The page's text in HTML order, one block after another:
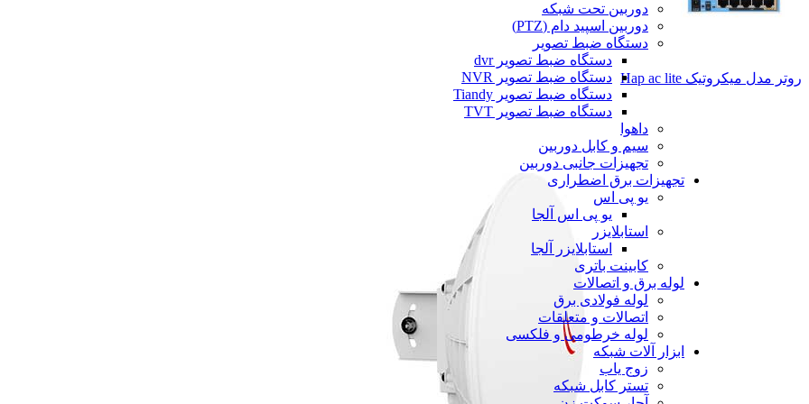
دوربین تحت شبکه
دوربین اسپید دام (PTZ)
دستگاه ضبط تصویر
دستگاه ضبط تصویر dvr
دستگاه ضبط تصویر NVR
دستگاه ضبط تصویر Tiandy
دستگاه ضبط تصویر TVT
داهوا
سیم و کابل دوربین
تجهیزات جانبی دوربین
تجهیزات برق اضطراری
یو پی اس
یو پی اس آلجا
استابلایزر
استابلایزر آلجا
کابینت باتری
لوله برق و اتصالات
لوله فولادی برق
اتصالات و متعلقات
لوله خرطومی و فلکسی
ابزار آلات شبکه
زوج یاب
تستر کابل شبکه
روتر مدل میکروتیک Hap ac lite